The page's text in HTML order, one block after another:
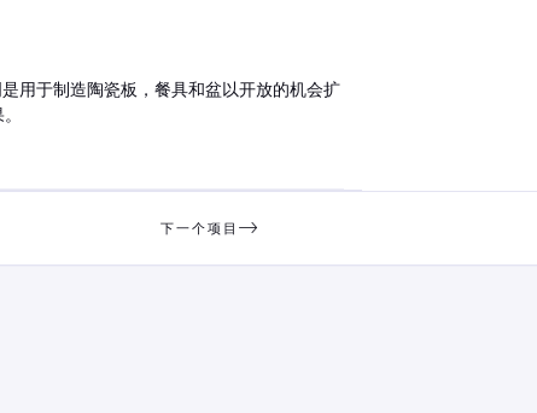
用于制造陶瓷板，餐具和盆以开放的机会扩
下一个项目